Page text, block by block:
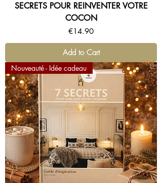
SECRETS POUR REINVENTER VOTRE
COCON
Price
€14.90
Add to Cart
Nouveauté - Idée cadeau